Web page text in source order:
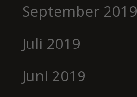
September 2019
Juli 2019
Juni 2019